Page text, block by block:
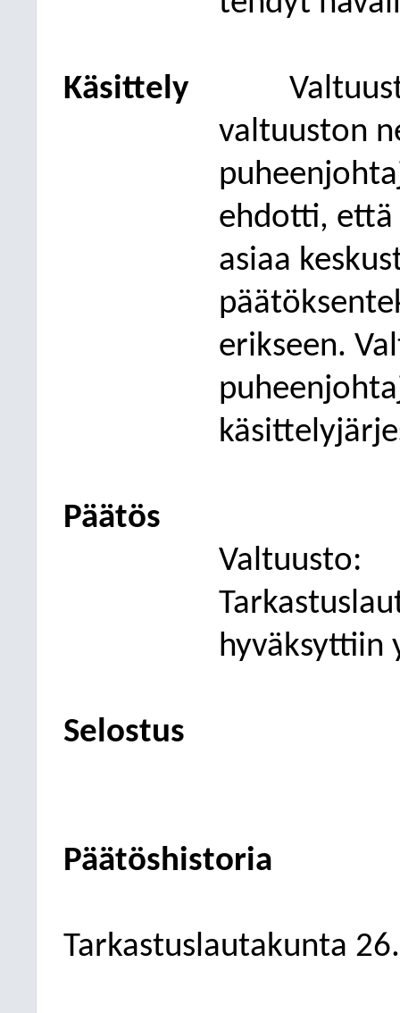
Käsittely
valtuuston
ehdotti, että
asiaa
erikseen.
Päätös
Valtuusto:
hyväksyttiin
Selostus
Päätöshistoria
Tarkastuslautakunta